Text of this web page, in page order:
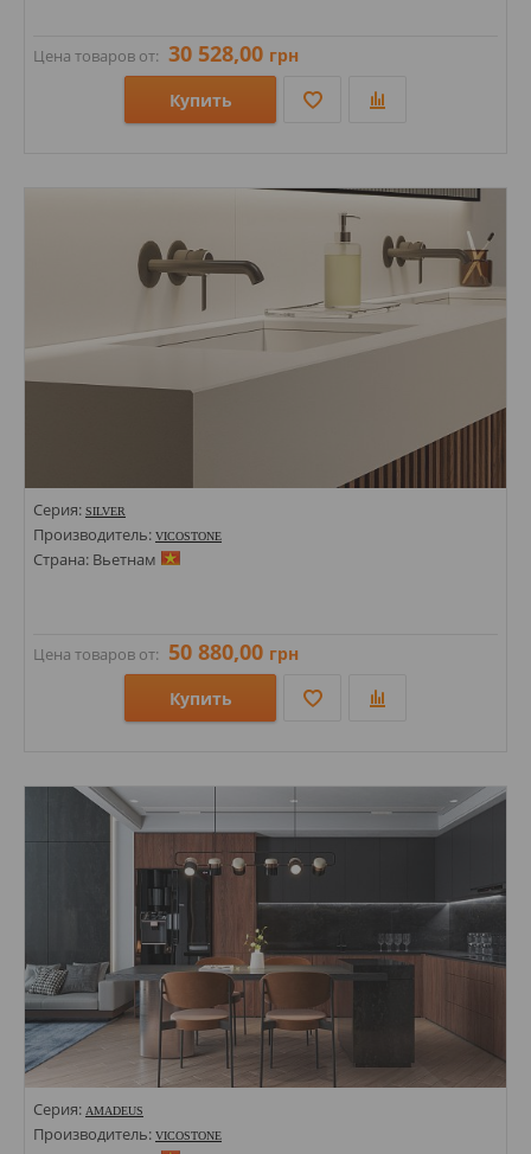
Цена товаров от: 30 528,00 грн
Купить
Серия: SILVER
Производитель: VICOSTONE
Страна: Вьетнам
Цена товаров от: 50 880,00 грн
Купить
Стили: Моноколор;
Серия: AMADEUS
Производитель: VICOSTONE